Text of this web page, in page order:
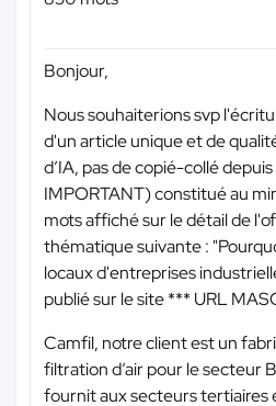
Bonjour,
Nous souhaiterions svp
d'un article unique et de
d’IA, pas de copié-collé
IMPORTANT) constitué au
mots affiché sur le détail de
thématique suivante :
locaux d'entreprises
publié sur le site*** URL
Camfil, notre client est un
filtration d’air pour le secteur
fournit aux secteurs tertiaires